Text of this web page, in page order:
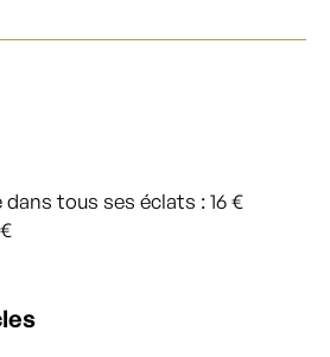
tous ses éclats : 16 €